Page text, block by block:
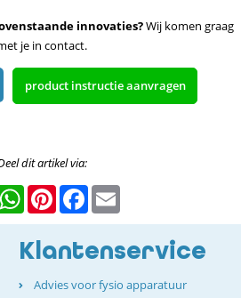
innovaties?Wij komen graag
je in contact.
product instructie aanvragen
dit artikel via:
WhatsAppPinterestFacebook
Klantenservice
Advies voor fysio apparatuur